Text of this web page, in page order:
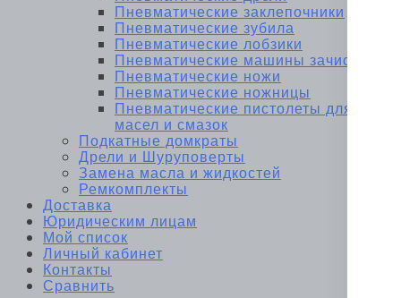
Пневматические заклепочники
Пневматические зубила
Пневматические лобзики
Пневматические машины зачистные
Пневматические ножи
Пневматические ножницы
Пневматические пистолеты для
масел и смазок
Подкатные домкраты
Дрели и Шуруповерты
Замена масла и жидкостей
Ремкомплекты
Доставка
Юридическим лицам
Мой список
Личный кабинет
Контакты
Сравнить